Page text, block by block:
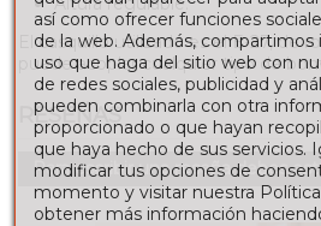
El casquillo utilizado es el E-27, de
puede acoplar cualquier tipo de
RESEÑAS
Para escribir una reseña debes
así como ofrecer funciones
de la web. Además, compartimos
uso que haga del sitio web con
de redes sociales, publicidad y
pueden combinarla con otra
proporcionado o que hayan
que haya hecho de sus servicios.
modificar tus opciones de
momento y visitar nuestra
obtener más información